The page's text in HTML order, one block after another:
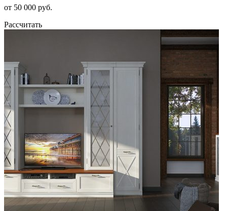
от 50 000 руб.
Рассчитать